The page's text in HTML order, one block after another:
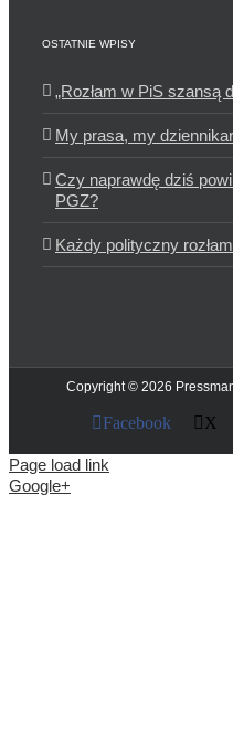
OSTATNIE WPISY
„Rozłam w PiS szansą
My prasa, my
Czy naprawdę dziś
PGZ?
Każdy polityczny
Copyright © 2026
Facebook X
Page load link
Google+